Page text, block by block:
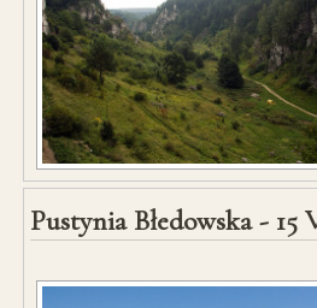
Pustynia Błedowska - 15